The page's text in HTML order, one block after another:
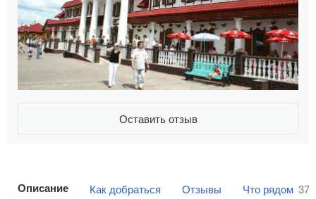
Оставить отзыв
Описание Как добраться Отзывы Что рядом 37